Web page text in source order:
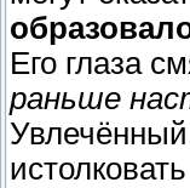
Его глаза
раньше